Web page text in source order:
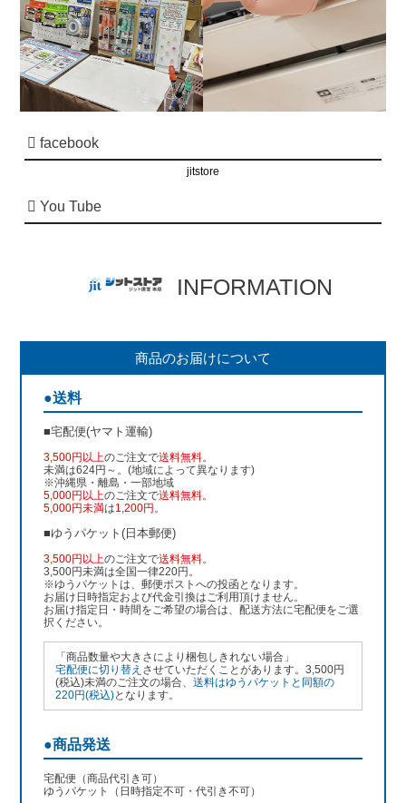
facebook
jitstore
You Tube
INFORMATION
商品のお届けについて
●送料
■宅配便(ヤマト運輸)
3,500円以上のご注文で送料無料。
未満は624円～。(地域によって異なります)
※沖縄県・離島・一部地域
5,000円以上のご注文で送料無料。
5,000円未満は1,200円 。
■ゆうパケット(日本郵便)
3,500円以上のご注文で送料無料。
3,500円未満は全国一律220円。
※ゆうパケットは、郵便ポストへの投函となります。
お届け日時指定および代金引換はご利用頂けません。
お届け指定日・時間をご希望の場合は、配送方法に宅配便をご選
択ください。
「商品数量や大きさにより梱包しきれない場合」
宅配便に切り替え させていただくことがあります。3,500円
(税込)未満のご注文の場合、送料はゆうパケットと同額の
220円(税込)となります。
●商品発送
宅配便（商品代引き可）
ゆうパケット（日時指定不可・代引き不可）